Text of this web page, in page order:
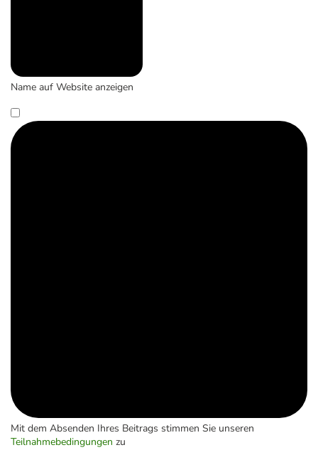
Name auf Website anzeigen
Mit dem Absenden Ihres Beitrags stimmen Sie unseren
Teilnahmebedingungen zu